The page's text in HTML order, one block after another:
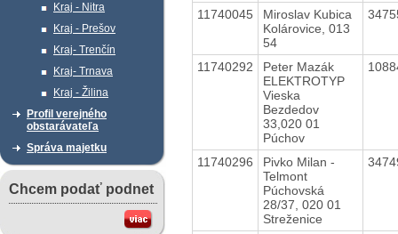
Kraj - Nitra
Kraj - Prešov
Kraj- Trenčín
Kraj- Trnava
Kraj - Žilina
Profil verejného
obstarávateľa
Správa majetku
Chcem podať podnet
11740045
Miroslav Kubica
Kolárovice, 013
54
11740292
Peter Mazák
ELEKTROTYP
Vieska
Bezdedov
33,020 01
Púchov
11740296
Pivko Milan -
Telmont
Púchovská
28/37, 020 01
Streženice